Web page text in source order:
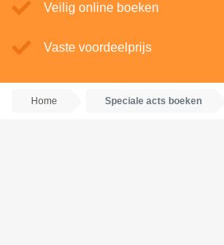
Veilig online boeken
Vaste voordeelprijs
Home Speciale acts boeken